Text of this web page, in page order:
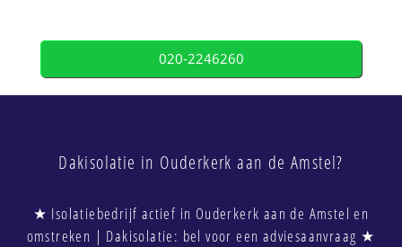
020-2246260
Dakisolatie in Ouderkerk aan de Amstel?
★ Isolatiebedrijf actief in Ouderkerk aan de Amstel en
omstreken | Dakisolatie: bel voor een adviesaanvraag ★